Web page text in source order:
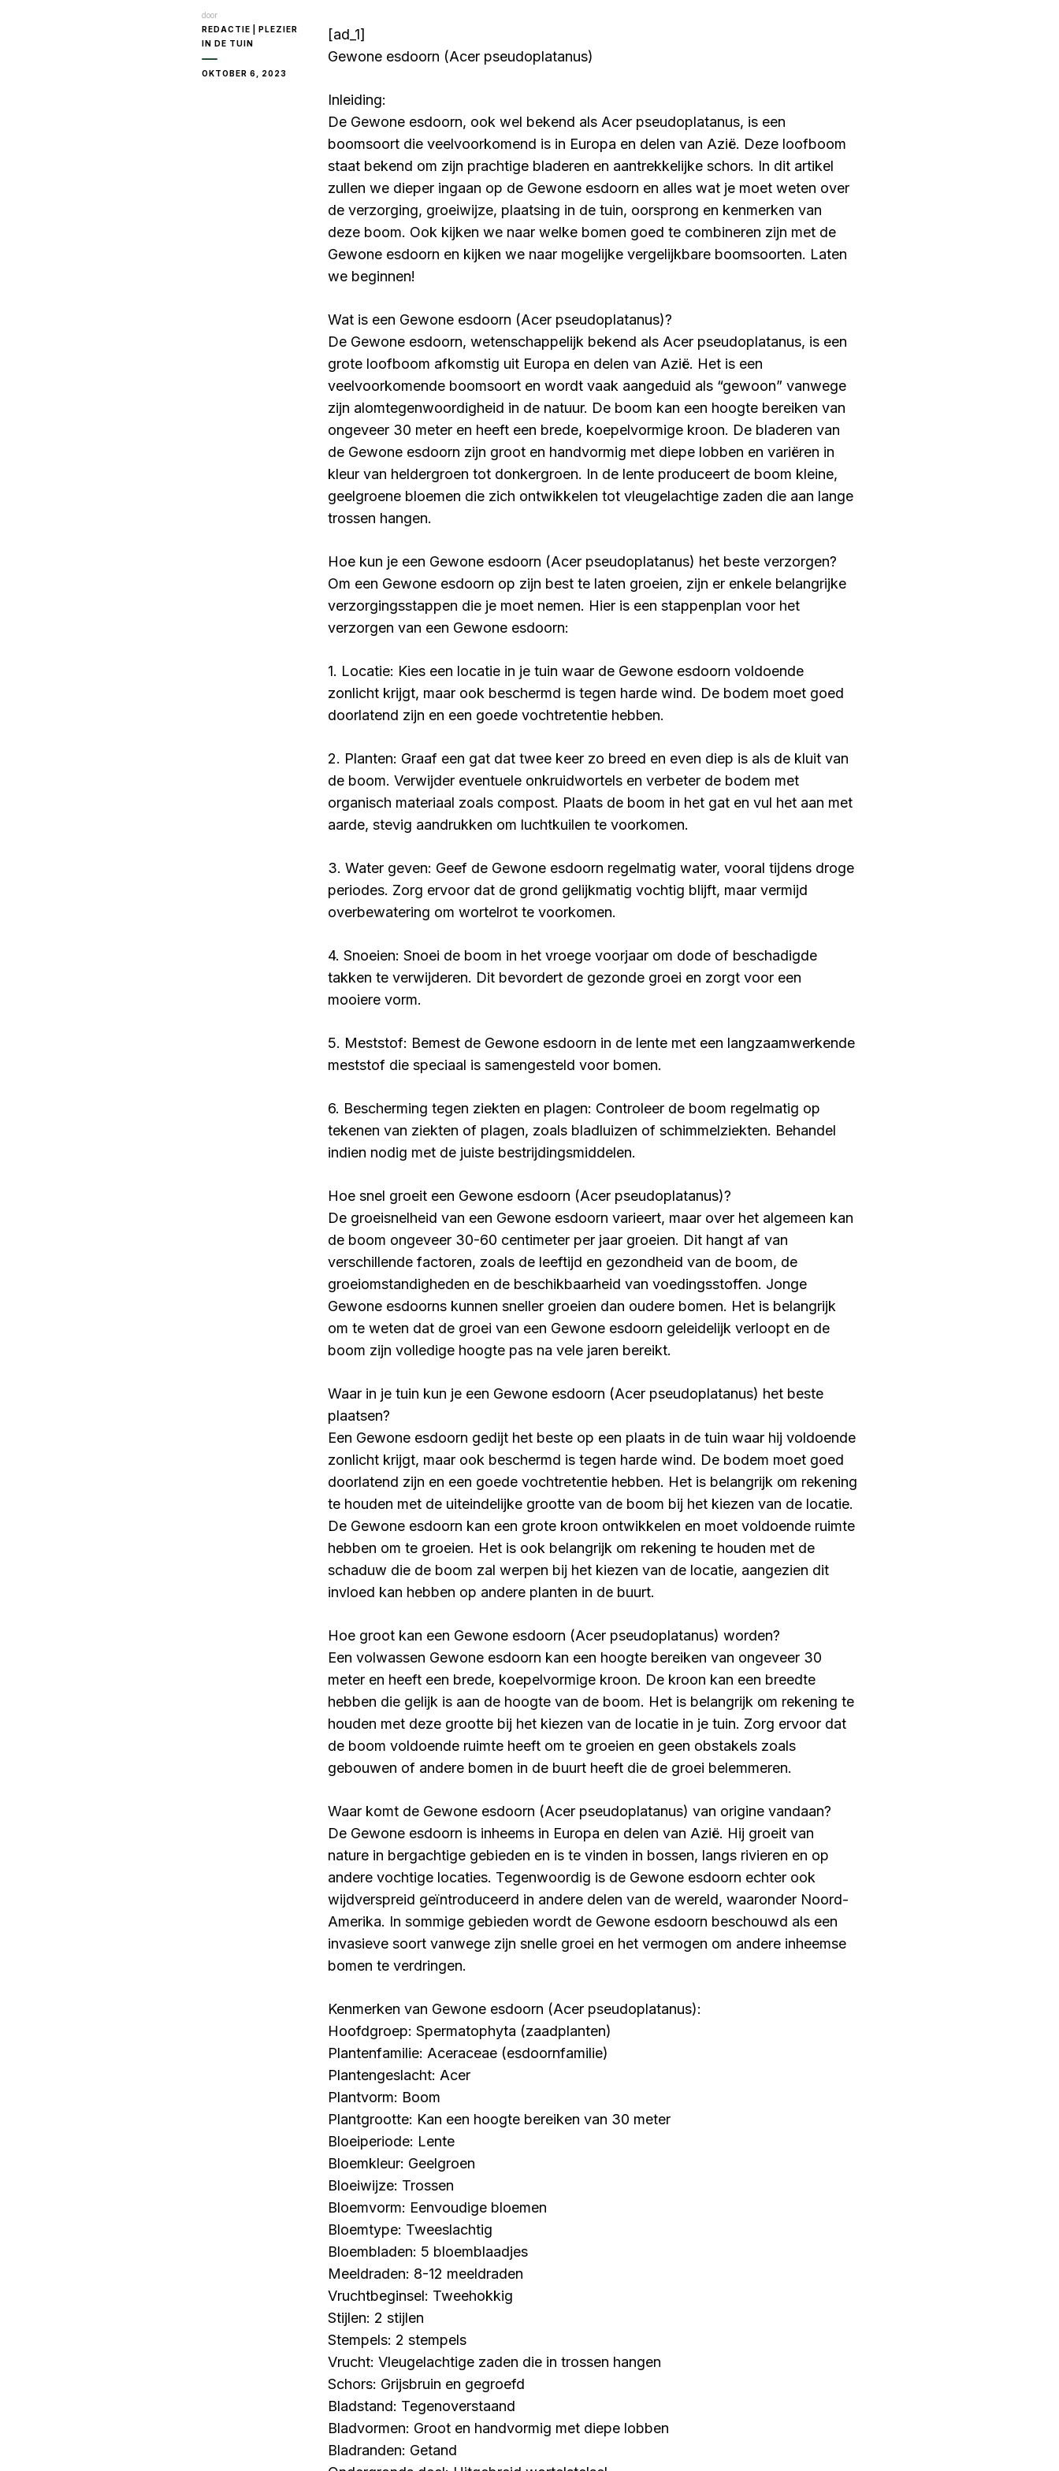
door
REDACTIE | PLEZIER
IN DE TUIN
OKTOBER 6, 2023
[ad_1]
Gewone esdoorn (Acer pseudoplatanus)
Inleiding:
De Gewone esdoorn, ook wel bekend als Acer pseudoplatanus, is een
boomsoort die veelvoorkomend is in Europa en delen van Azië. Deze loofboom
staat bekend om zijn prachtige bladeren en aantrekkelijke schors. In dit artikel
zullen we dieper ingaan op de Gewone esdoorn en alles wat je moet weten over
de verzorging, groeiwijze, plaatsing in de tuin, oorsprong en kenmerken van
deze boom. Ook kijken we naar welke bomen goed te combineren zijn met de
Gewone esdoorn en kijken we naar mogelijke vergelijkbare boomsoorten. Laten
we beginnen!
Wat is een Gewone esdoorn (Acer pseudoplatanus)?
De Gewone esdoorn, wetenschappelijk bekend als Acer pseudoplatanus, is een
grote loofboom afkomstig uit Europa en delen van Azië. Het is een
veelvoorkomende boomsoort en wordt vaak aangeduid als “gewoon” vanwege
zijn alomtegenwoordigheid in de natuur. De boom kan een hoogte bereiken van
ongeveer 30 meter en heeft een brede, koepelvormige kroon. De bladeren van
de Gewone esdoorn zijn groot en handvormig met diepe lobben en variëren in
kleur van heldergroen tot donkergroen. In de lente produceert de boom kleine,
geelgroene bloemen die zich ontwikkelen tot vleugelachtige zaden die aan lange
trossen hangen.
Hoe kun je een Gewone esdoorn (Acer pseudoplatanus) het beste verzorgen?
Om een Gewone esdoorn op zijn best te laten groeien, zijn er enkele belangrijke
verzorgingsstappen die je moet nemen. Hier is een stappenplan voor het
verzorgen van een Gewone esdoorn:
1. Locatie: Kies een locatie in je tuin waar de Gewone esdoorn voldoende
zonlicht krijgt, maar ook beschermd is tegen harde wind. De bodem moet goed
doorlatend zijn en een goede vochtretentie hebben.
2. Planten: Graaf een gat dat twee keer zo breed en even diep is als de kluit van
de boom. Verwijder eventuele onkruidwortels en verbeter de bodem met
organisch materiaal zoals compost. Plaats de boom in het gat en vul het aan met
aarde, stevig aandrukken om luchtkuilen te voorkomen.
3. Water geven: Geef de Gewone esdoorn regelmatig water, vooral tijdens droge
periodes. Zorg ervoor dat de grond gelijkmatig vochtig blijft, maar vermijd
overbewatering om wortelrot te voorkomen.
4. Snoeien: Snoei de boom in het vroege voorjaar om dode of beschadigde
takken te verwijderen. Dit bevordert de gezonde groei en zorgt voor een
mooiere vorm.
5. Meststof: Bemest de Gewone esdoorn in de lente met een langzaamwerkende
meststof die speciaal is samengesteld voor bomen.
6. Bescherming tegen ziekten en plagen: Controleer de boom regelmatig op
tekenen van ziekten of plagen, zoals bladluizen of schimmelziekten. Behandel
indien nodig met de juiste bestrijdingsmiddelen.
Hoe snel groeit een Gewone esdoorn (Acer pseudoplatanus)?
De groeisnelheid van een Gewone esdoorn varieert, maar over het algemeen kan
de boom ongeveer 30-60 centimeter per jaar groeien. Dit hangt af van
verschillende factoren, zoals de leeftijd en gezondheid van de boom, de
groeiomstandigheden en de beschikbaarheid van voedingsstoffen. Jonge
Gewone esdoorns kunnen sneller groeien dan oudere bomen. Het is belangrijk
om te weten dat de groei van een Gewone esdoorn geleidelijk verloopt en de
boom zijn volledige hoogte pas na vele jaren bereikt.
Waar in je tuin kun je een Gewone esdoorn (Acer pseudoplatanus) het beste
plaatsen?
Een Gewone esdoorn gedijt het beste op een plaats in de tuin waar hij voldoende
zonlicht krijgt, maar ook beschermd is tegen harde wind. De bodem moet goed
doorlatend zijn en een goede vochtretentie hebben. Het is belangrijk om rekening
te houden met de uiteindelijke grootte van de boom bij het kiezen van de locatie.
De Gewone esdoorn kan een grote kroon ontwikkelen en moet voldoende ruimte
hebben om te groeien. Het is ook belangrijk om rekening te houden met de
schaduw die de boom zal werpen bij het kiezen van de locatie, aangezien dit
invloed kan hebben op andere planten in de buurt.
Hoe groot kan een Gewone esdoorn (Acer pseudoplatanus) worden?
Een volwassen Gewone esdoorn kan een hoogte bereiken van ongeveer 30
meter en heeft een brede, koepelvormige kroon. De kroon kan een breedte
hebben die gelijk is aan de hoogte van de boom. Het is belangrijk om rekening te
houden met deze grootte bij het kiezen van de locatie in je tuin. Zorg ervoor dat
de boom voldoende ruimte heeft om te groeien en geen obstakels zoals
gebouwen of andere bomen in de buurt heeft die de groei belemmeren.
Waar komt de Gewone esdoorn (Acer pseudoplatanus) van origine vandaan?
De Gewone esdoorn is inheems in Europa en delen van Azië. Hij groeit van
nature in bergachtige gebieden en is te vinden in bossen, langs rivieren en op
andere vochtige locaties. Tegenwoordig is de Gewone esdoorn echter ook
wijdverspreid geïntroduceerd in andere delen van de wereld, waaronder Noord-
Amerika. In sommige gebieden wordt de Gewone esdoorn beschouwd als een
invasieve soort vanwege zijn snelle groei en het vermogen om andere inheemse
bomen te verdringen.
Kenmerken van Gewone esdoorn (Acer pseudoplatanus):
Hoofdgroep: Spermatophyta (zaadplanten)
Plantenfamilie: Aceraceae (esdoornfamilie)
Plantengeslacht: Acer
Plantvorm: Boom
Plantgrootte: Kan een hoogte bereiken van 30 meter
Bloeiperiode: Lente
Bloemkleur: Geelgroen
Bloeiwijze: Trossen
Bloemvorm: Eenvoudige bloemen
Bloemtype: Tweeslachtig
Bloembladen: 5 bloemblaadjes
Meeldraden: 8-12 meeldraden
Vruchtbeginsel: Tweehokkig
Stijlen: 2 stijlen
Stempels: 2 stempels
Vrucht: Vleugelachtige zaden die in trossen hangen
Schors: Grijsbruin en gegroefd
Bladstand: Tegenoverstaand
Bladvormen: Groot en handvormig met diepe lobben
Bladranden: Getand